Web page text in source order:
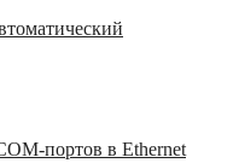
портов в Ethernet